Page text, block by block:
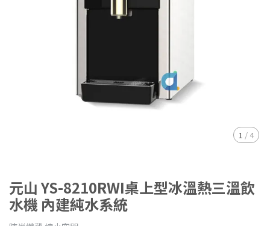
1 / 4
元山 YS-8210RWI桌上型冰溫熱三溫飲
水機 內建純水系統